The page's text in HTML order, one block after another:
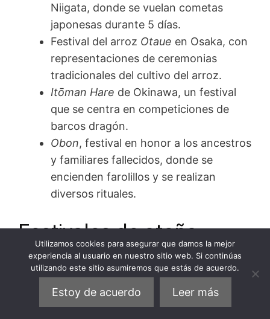
Niigata, donde se vuelan cometas
japonesas durante 5 días.
Festival del arroz Otaue en Osaka, con
representaciones de ceremonias
tradicionales del cultivo del arroz.
Itōman Hare de Okinawa, un festival
que se centra en competiciones de
barcos dragón.
Obon, festival en honor a los ancestros
y familiares fallecidos, donde se
encienden farolillos y se realizan
diversos rituales.
Festivales de otoño
Momijio festival de las hojas de otoño
que, al igual que el
hanamide
primavera, sirve para observar la
Utilizamos cookies para asegurar que damos la mejor
experiencia al usuario en nuestro sitio web. Si continúas
utilizando este sitio asumiremos que estás de acuerdo.
Estoy de acuerdo Leer más